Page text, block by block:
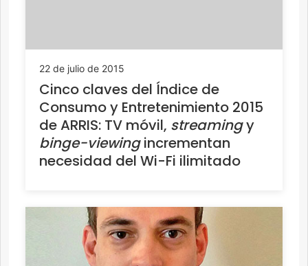
22 de julio de 2015
Cinco claves del Índice de
Consumo y Entretenimiento 2015
de ARRIS: TV móvil, streamingy
binge-viewingincrementan
necesidad del Wi-Fi ilimitado